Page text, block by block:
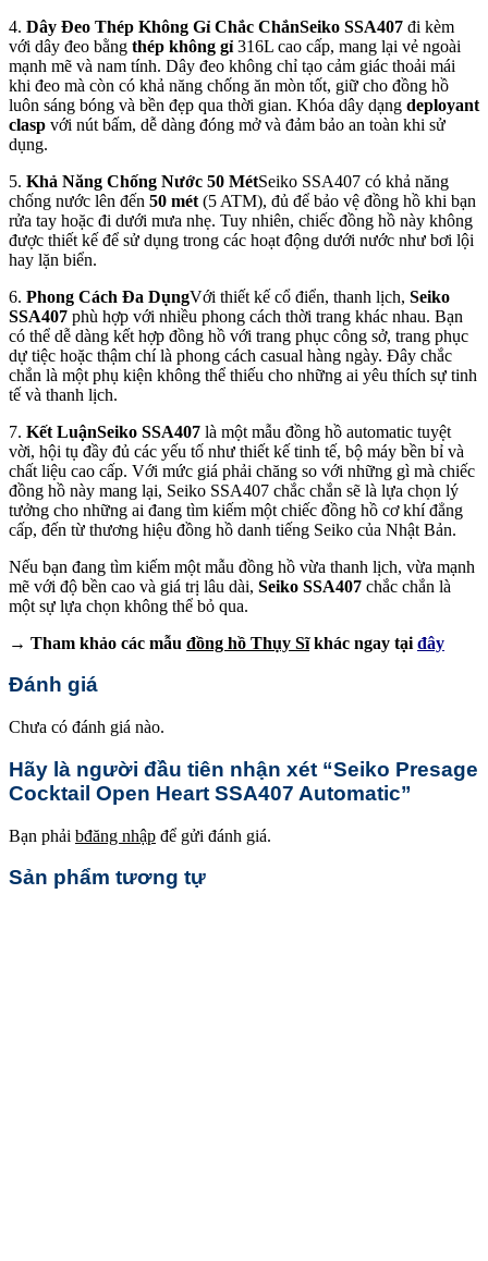
4. Dây Đeo Thép Không Gỉ Chắc ChắnSeiko SSA407 đi kèm
với dây đeo bằng thép không gỉ 316L cao cấp, mang lại vẻ ngoài
mạnh mẽ và nam tính. Dây đeo không chỉ tạo cảm giác thoải mái
khi đeo mà còn có khả năng chống ăn mòn tốt, giữ cho đồng hồ
luôn sáng bóng và bền đẹp qua thời gian. Khóa dây dạng deployant
clasp với nút bấm, dễ dàng đóng mở và đảm bảo an toàn khi sử
dụng.
5. Khả Năng Chống Nước 50 MétSeiko SSA407 có khả năng
chống nước lên đến 50 mét (5 ATM), đủ để bảo vệ đồng hồ khi bạn
rửa tay hoặc đi dưới mưa nhẹ. Tuy nhiên, chiếc đồng hồ này không
được thiết kế để sử dụng trong các hoạt động dưới nước như bơi lội
hay lặn biển.
6. Phong Cách Đa DụngVới thiết kế cổ điển, thanh lịch, Seiko
SSA407 phù hợp với nhiều phong cách thời trang khác nhau. Bạn
có thể dễ dàng kết hợp đồng hồ với trang phục công sở, trang phục
dự tiệc hoặc thậm chí là phong cách casual hàng ngày. Đây chắc
chắn là một phụ kiện không thể thiếu cho những ai yêu thích sự tinh
tế và thanh lịch.
7. Kết LuậnSeiko SSA407 là một mẫu đồng hồ automatic tuyệt
vời, hội tụ đầy đủ các yếu tố như thiết kế tinh tế, bộ máy bền bỉ và
chất liệu cao cấp. Với mức giá phải chăng so với những gì mà chiếc
đồng hồ này mang lại, Seiko SSA407 chắc chắn sẽ là lựa chọn lý
tưởng cho những ai đang tìm kiếm một chiếc đồng hồ cơ khí đẳng
cấp, đến từ thương hiệu đồng hồ danh tiếng Seiko của Nhật Bản.
Nếu bạn đang tìm kiếm một mẫu đồng hồ vừa thanh lịch, vừa mạnh
mẽ với độ bền cao và giá trị lâu dài, Seiko SSA407 chắc chắn là
một sự lựa chọn không thể bỏ qua.
→ Tham khảo các mẫu đồng hồ Thụy Sĩkhác ngay tại đây
Đánh giá
Chưa có đánh giá nào.
Hãy là người đầu tiên nhận xét “Seiko Presage
Cocktail Open Heart SSA407 Automatic”
Bạn phải bđăng nhập để gửi đánh giá.
Sản phẩm tương tự